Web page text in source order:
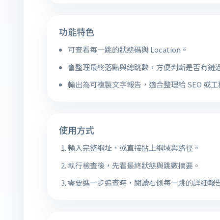
功能特色
可查看每一跳的狀態碼與 Location。
會整理最終落點與總跳數，方便判斷是否有鏈
輸出為可複製文字報告，適合整理給 SEO 或工
使用方式
輸入完整網址，或直接貼上網域與路徑。
執行檢查後，先看最終狀態與跳數摘要。
需要進一步追查時，閱讀右側每一跳的詳細報